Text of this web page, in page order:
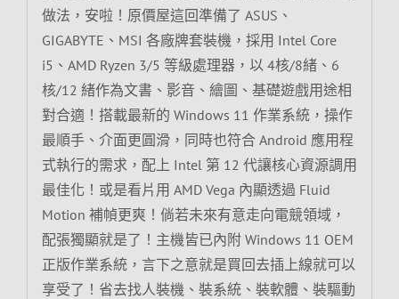
做法，安啦！原價屋這回準備了 ASUS、
GIGABYTE、MSI 各廠牌套裝機，採用 Intel Core
i5、AMD Ryzen 3/5 等級處理器，以 4核/8緒、6
核/12 緒作為文書、影音、繪圖、基礎遊戲用途相
對合適！搭載最新的 Windows 11 作業系統，操作
最順手、介面更圓滑，同時也符合 Android 應用程
式執行的需求，配上 Intel 第 12 代讓核心資源調用
最佳化！或是看片用 AMD Vega 內顯透過 Fluid
Motion 補幀更爽！倘若未來有意走向電競領域，
配張獨顯就是了！主機皆已內附 Windows 11 OEM
正版作業系統，言下之意就是買回去插上線就可以
享受了！省去找人裝機、裝系統、裝軟體、裝驅動